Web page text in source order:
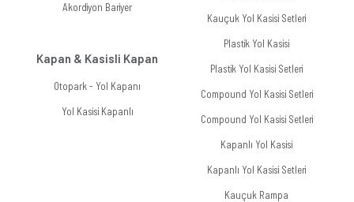
Akordiyon Bariyer
Kapan & Kasisli Kapan
Otopark - Yol Kapanı
Yol Kasisi Kapanlı
Kauçuk Yol Kasisi Setleri
Plastik Yol Kasisi
Plastik Yol Kasisi Setleri
Compound Yol Kasisi Setleri
Compound Yol Kasisi Setleri
Kapanlı Yol Kasisi
Kapanlı Yol Kasisi Setleri
Kauçuk Rampa